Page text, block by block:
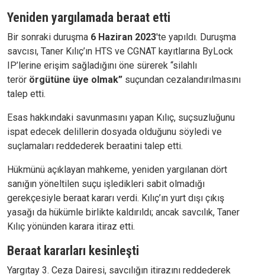
Yeniden yargılamada beraat etti
Bir sonraki duruşma 6 Haziran 2023'te yapıldı. Duruşma
savcısı, Taner Kılıç’ın HTS ve CGNAT kayıtlarına ByLock
IP’lerine erişim sağladığını öne sürerek “silahlı
terör örgütüne üye olmak” suçundan cezalandırılmasını
talep etti.
Esas hakkındaki savunmasını yapan Kılıç, suçsuzluğunu
ispat edecek delillerin dosyada olduğunu söyledi ve
suçlamaları reddederek beraatini talep etti.
Hükmünü açıklayan mahkeme, yeniden yargılanan dört
sanığın yöneltilen suçu işledikleri sabit olmadığı
gerekçesiyle beraat kararı verdi. Kılıç’ın yurt dışı çıkış
yasağı da hükümle birlikte kaldırıldı; ancak savcılık, Taner
Kılıç yönünden karara itiraz etti.
Beraat kararları kesinleşti
Yargıtay 3. Ceza Dairesi, savcılığın itirazını reddederek